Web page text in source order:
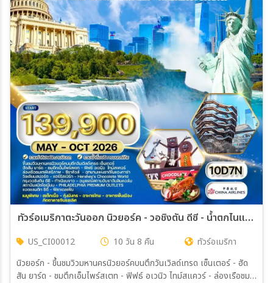
ทัวร์อเมริกาตะวันออก นิวยอร์ค - วอชิงตัน ดีซี - น้ำตกไนแองการา 10 วัน (CI) MAY - OCT 2026
US_CI00012 10 วัน 8 คืน
ทัวร์อเมริกา
นิวยอร์ก - ขึ้นชมวิวมหานครนิวยอร์คบนตึกวันเวิลด์เทรด เซ็นเตอร์ - ฮัด
สัน ยาร์ด - ชมตึกเอ็มไพร์สเตท - ฟิฟธ์ อเวนิว ไทม์สแควร์ - ล่องเรือชม